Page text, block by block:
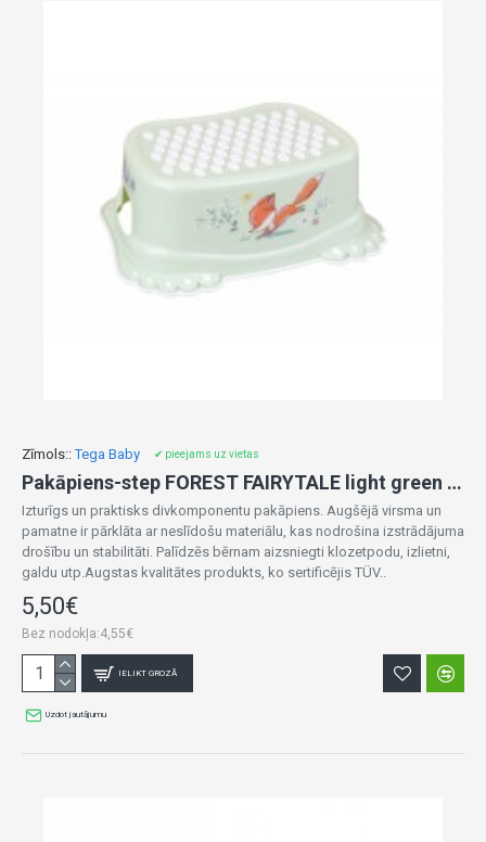
Zīmols:: Tega Baby ✔ pieejams uz vietas
Pakāpiens-step FOREST FAIRYTALE light green FF-006-112
Izturīgs un praktisks divkomponentu pakāpiens. Augšējā virsma un
pamatne ir pārklāta ar neslīdošu materiālu, kas nodrošina izstrādājuma
drošību un stabilitāti. Palīdzēs bērnam aizsniegti klozetpodu, izlietni,
galdu utp.Augstas kvalitātes produkts, ko sertificējis TÜV..
5,50€
Bez nodokļa:4,55€
IELIKT GROZĀ
Uzdot jautājumu